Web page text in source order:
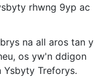
rhwng 9yp ac
na all aros tan y
os yw'n ddigon
Treforys.